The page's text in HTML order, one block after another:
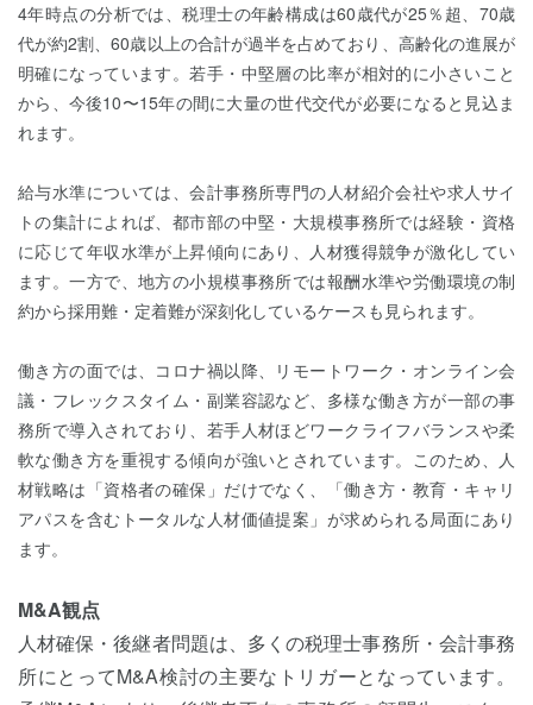
4年時点の分析では、税理士の年齢構成は60歳代が25％超、70歳
代が約2割、60歳以上の合計が過半を占めており、高齢化の進展が
明確になっています。若手・中堅層の比率が相対的に小さいこと
から、今後10〜15年の間に大量の世代交代が必要になると見込ま
れます。
給与水準については、会計事務所専門の人材紹介会社や求人サイ
トの集計によれば、都市部の中堅・大規模事務所では経験・資格
に応じて年収水準が上昇傾向にあり、人材獲得競争が激化してい
ます。一方で、地方の小規模事務所では報酬水準や労働環境の制
約から採用難・定着難が深刻化しているケースも見られます。
働き方の面では、コロナ禍以降、リモートワーク・オンライン会
議・フレックスタイム・副業容認など、多様な働き方が一部の事
務所で導入されており、若手人材ほどワークライフバランスや柔
軟な働き方を重視する傾向が強いとされています。このため、人
材戦略は「資格者の確保」だけでなく、「働き方・教育・キャリ
アパスを含むトータルな人材価値提案」が求められる局面にあり
ます。
M&A観点
人材確保・後継者問題は、多くの税理士事務所・会計事務
所にとってM&A検討の主要なトリガーとなっています。